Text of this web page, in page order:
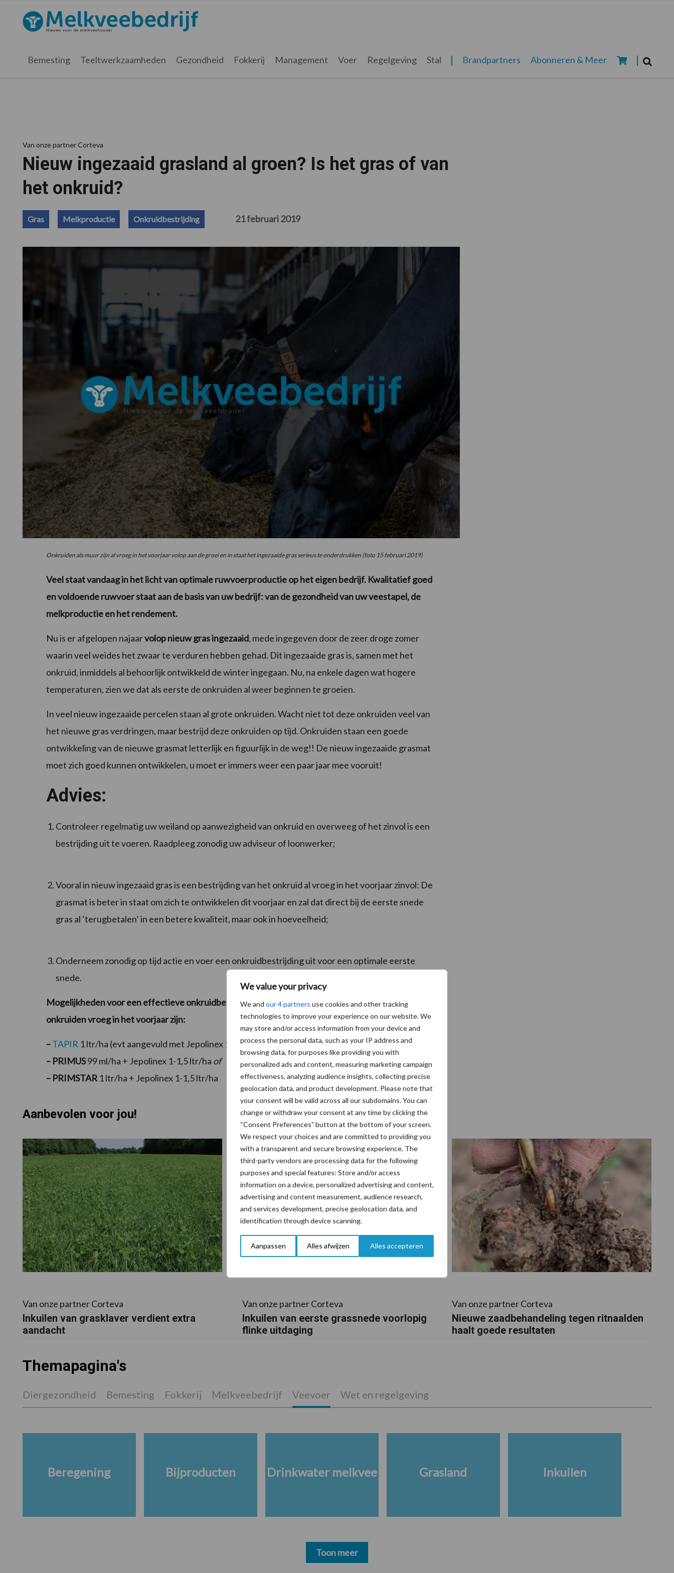
We value your privacy
We and our 4 partners use cookies and other tracking
technologies to improve your experience on our website. We
may store and/or access information from your device and
process the personal data, such as your IP address and
browsing data, for purposes like providing you with
personalized ads and content, measuring marketing campaign
effectiveness, analyzing audience insights, collecting precise
geolocation data, and product development. Please note that
your consent will be valid across all our subdomains. You can
change or withdraw your consent at any time by clicking the
“Consent Preferences” button at the bottom of your screen.
We respect your choices and are committed to providing you
with a transparent and secure browsing experience. The
third-party vendors are processing data for the following
purposes and special features: Store and/or access
information on a device, personalized advertising and content,
advertising and content measurement, audience research,
and services development, precise geolocation data, and
identification through device scanning.
Aanpassen Alles afwijzen Alles accepteren
hoofdnavigatie
hoofd
eerste
voettekst
Melkveebedrijf.nl
Bemesting Teeltwerkzaamheden Gezondheid Fokkerij Management Voer Regelgeving Stal Brandpartners Abonneren & Meer
Van onze partner Corteva
Nieuw ingezaaid grasland al groen? Is het gras of van
het onkruid?
Gras Melkproductie Onkruidbestrijding 21 februari 2019
Onkruiden als muur zijn al vroeg in het voorjaar volop aan de groei en in staat het ingezaaide gras serieus te onderdrukken (foto 15 februari 2019)
Veel staat vandaag in het licht van optimale ruwvoerproductie op het eigen bedrijf. Kwalitatief goed
en voldoende ruwvoer staat aan de basis van uw bedrijf: van de gezondheid van uw veestapel, de
melkproductie en het rendement.
Nu is er afgelopen najaarvolop nieuw gras ingezaaid, mede ingegeven door de zeer droge zomer
waarin veel weides het zwaar te verduren hebben gehad. Dit ingezaaide gras is, samen met het
onkruid, inmiddels al behoorlijk ontwikkeld de winter ingegaan. Nu, na enkele dagen wat hogere
temperaturen, zien we dat als eerste de onkruiden al weer beginnen te groeien.
In veel nieuw ingezaaide percelen staan al grote onkruiden. Wacht niet tot deze onkruiden veel van
het nieuwe gras verdringen, maar bestrijd deze onkruiden op tijd. Onkruiden staan een goede
ontwikkeling van de nieuwe grasmat letterlijk en figuurlijk in de weg!! De nieuw ingezaaide grasmat
moet zich goed kunnen ontwikkelen, u moet er immers weer een paar jaar mee vooruit!
Advies:
Controleer regelmatig uw weiland op aanwezigheid van onkruid en overweeg of het zinvol is een
bestrijding uit te voeren. Raadpleeg zonodig uw adviseur of loonwerker;
Vooral in nieuw ingezaaid gras is een bestrijding van het onkruid al vroeg in het voorjaar zinvol: De
grasmat is beter in staat om zich te ontwikkelen dit voorjaar en zal dat direct bij de eerste snede
gras al ‘terugbetalen’ in een betere kwaliteit, maar ook in hoeveelheid;
Onderneem zonodig op tijd actie en voer een onkruidbestrijding uit voor een optimale eerste
snede.
Mogelijkheden voor een effectieve onkruidbestrijding in nieuw ingezaaid grasland op relatief kleine
onkruiden vroeg in het voorjaar zijn:
–TAPIR 1 ltr/ha (evt aangevuld met Jepolinex 1 ltr/ha)of
– PRIMUS99 ml/ha + Jepolinex 1-1,5 ltr/ha of
– PRIMSTAR 1 ltr/ha + Jepolinex 1-1,5 ltr/ha
Aanbevolen voor jou!
Van onze partner Corteva
Inkuilen van grasklaver verdient extra
aandacht
Van onze partner Corteva
Inkuilen van eerste grassnede voorlopig
flinke uitdaging
Van onze partner Corteva
Nieuwe zaadbehandeling tegen ritnaalden
haalt goede resultaten
Themapagina's
Diergezondheid Bemesting Fokkerij Melkveebedrijf Veevoer Wet en regelgeving
Beregening Bijproducten Drinkwater melkvee Grasland Inkuilen
Toon meer